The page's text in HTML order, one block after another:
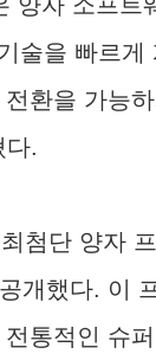
술을 빠르게
환을 가능
다.
첨단 양자
개했다. 이
통적인 슈